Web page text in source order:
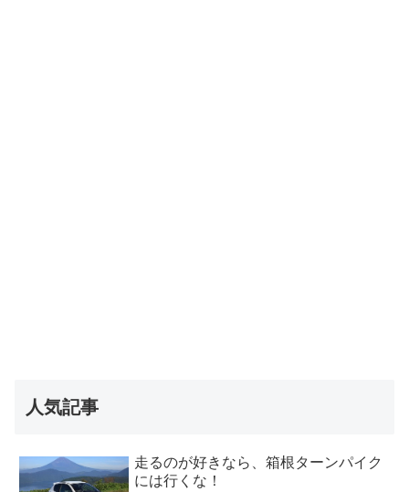
人気記事
走るのが好きなら、箱根ターンパイク
には行くな！